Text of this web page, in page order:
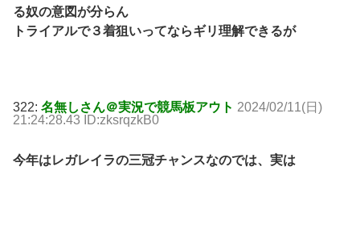
る奴の意図が分らん
トライアルで３着狙いってならギリ理解できるが
322: 名無しさん＠実況で競馬板アウト 2024/02/11(日)
21:24:28.43 ID:zksrqzkB0
今年はレガレイラの三冠チャンスなのでは、実は